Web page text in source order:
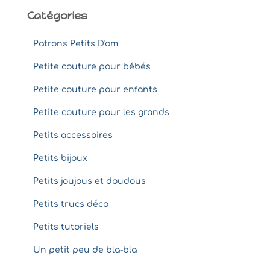
Catégories
Patrons Petits D'om
Petite couture pour bébés
Petite couture pour enfants
Petite couture pour les grands
Petits accessoires
Petits bijoux
Petits joujous et doudous
Petits trucs déco
Petits tutoriels
Un petit peu de bla-bla